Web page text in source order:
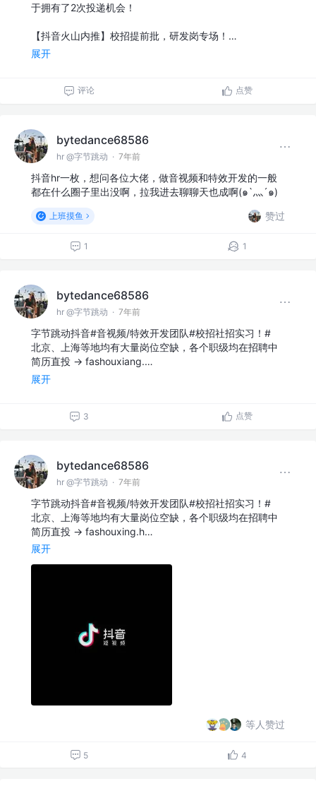
于拥有了2次投递机会！
【抖音火山内推】校招提前批，研发岗专场！…
展开
评论 点赞
bytedance68586
hr @字节跳动 · 7年前
抖音hr一枚，想问各位大佬，做音视频和特效开发的一般
都在什么圈子里出没啊，拉我进去聊聊天也成啊(๑`灬´๑)
上班摸鱼 赞过
1 1
bytedance68586
hr @字节跳动 · 7年前
字节跳动抖音#音视频/特效开发团队#校招社招实习！#
北京、上海等地均有大量岗位空缺，各个职级均在招聘中
简历直投 → fashouxiang.…
展开
3 点赞
bytedance68586
hr @字节跳动 · 7年前
字节跳动抖音#音视频/特效开发团队#校招社招实习！#
北京、上海等地均有大量岗位空缺，各个职级均在招聘中
简历直投 → fashouxing.h…
展开
等人赞过
5 4